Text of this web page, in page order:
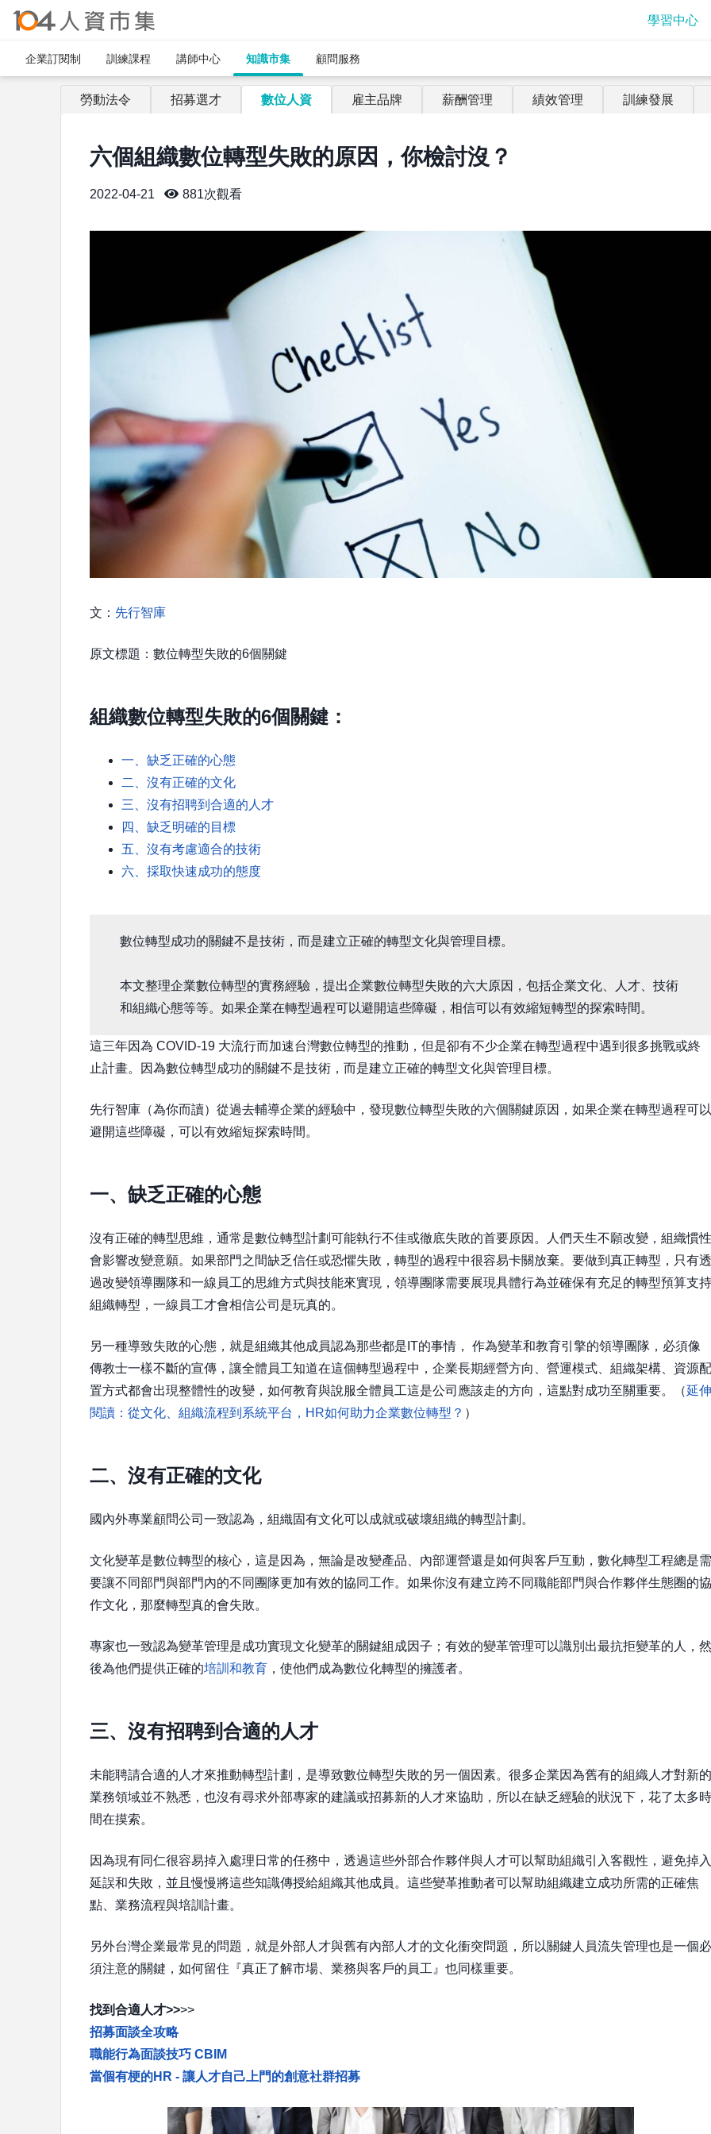
學習中心
企業訂閱制​ 訓練課程 講師中心 知識市集 顧問服務
勞動法令 招募選才 數位人資 雇主品牌 薪酬管理 績效管理 訓練發展
六個組織數位轉型失敗的原因，你檢討沒？
2022-04-21 881次觀看
文： 先行智庫
原文標題：數位轉型失敗的6個關鍵
組織數位轉型失敗的6個關鍵：
一、缺乏正確的心態
二、沒有正確的文化
三、沒有招聘到合適的人才
四、缺乏明確的目標
五、沒有考慮適合的技術
六、採取快速成功的態度
數位轉型成功的關鍵不是技術，而是建立正確的轉型文化與管理目標。
本文整理企業數位轉型的實務經驗，提出企業數位轉型失敗的六大原因，包括企業文化、人才、技術
和組織心態等等。如果企業在轉型過程可以避開這些障礙，相信可以有效縮短轉型的探索時間。
這三年因為 COVID-19 大流行而加速台灣數位轉型的推動，但是卻有不少企業在轉型過程中遇到很多挑戰或終
止計畫。因為數位轉型成功的關鍵不是技術，而是建立正確的轉型文化與管理目標。
先行智庫（為你而讀）從過去輔導企業的經驗中，發現數位轉型失敗的六個關鍵原因，如果企業在轉型過程可以
避開這些障礙，可以有效縮短探索時間。
一、缺乏正確的心態
沒有正確的轉型思維，通常是數位轉型計劃可能執行不佳或徹底失敗的首要原因。人們天生不願改變，組織慣性
會影響改變意願。如果部門之間缺乏信任或恐懼失敗，轉型的過程中很容易卡關放棄。要做到真正轉型，只有透
過改變領導團隊和一線員工的思維方式與技能來實現，領導團隊需要展現具體行為並確保有充足的轉型預算支持
組織轉型，一線員工才會相信公司是玩真的。
另一種導致失敗的心態，就是組織其他成員認為那些都是IT的事情， 作為變革和教育引擎的領導團隊，必須像
傳教士一樣不斷的宣傳，讓全體員工知道在這個轉型過程中，企業長期經營方向、營運模式、組織架構、資源配
置方式都會出現整體性的改變，如何教育與說服全體員工這是公司應該走的方向，這點對成功至關重要。（延伸
閱讀：從文化、組織流程到系統平台，HR如何助力企業數位轉型？ ）
二、沒有正確的文化
國內外專業顧問公司一致認為，組織固有文化可以成就或破壞組織的轉型計劃。
文化變革是數位轉型的核心，這是因為，無論是改變產品、內部運營還是如何與客戶互動，數化轉型工程總是需
要讓不同部門與部門內的不同團隊更加有效的協同工作。如果你沒有建立跨不同職能部門與合作夥伴生態圈的協
作文化，那麼轉型真的會失敗。
專家也一致認為變革管理是成功實現文化變革的關鍵組成因子；有效的變革管理可以識別出最抗拒變革的人，然
後為他們提供正確的培訓和教育 ，使他們成為數位化轉型的擁護者。
三、沒有招聘到合適的人才
未能聘請合適的人才來推動轉型計劃，是導致數位轉型失敗的另一個因素。很多企業因為舊有的組織人才對新的
業務領域並不熟悉，也沒有尋求外部專家的建議或招募新的人才來協助，所以在缺乏經驗的狀況下，花了太多時
間在摸索。
因為現有同仁很容易掉入處理日常的任務​中，透過這些外部合作夥伴與人才可以幫助組織引入客觀性，避免掉入
延誤和失敗，並且慢慢將這些知識傳授給組織其他成員。這些變革推動者可以幫助組織建立成功所需的正確焦
點、業務流程與培訓計畫。
另外台灣企業最常見的問題，就是外部人才與舊有內部人才的文化衝突問題，所以關鍵人員流失管理也是一個必
須注意的關鍵，如何留住『真正了解市場、業務與客戶的員工』也同樣重要。
找到合適人才>>>>
招募面談全攻略
職能行為面談技巧 CBIM
當個有梗的HR - 讓人才自己上門的創意社群招募